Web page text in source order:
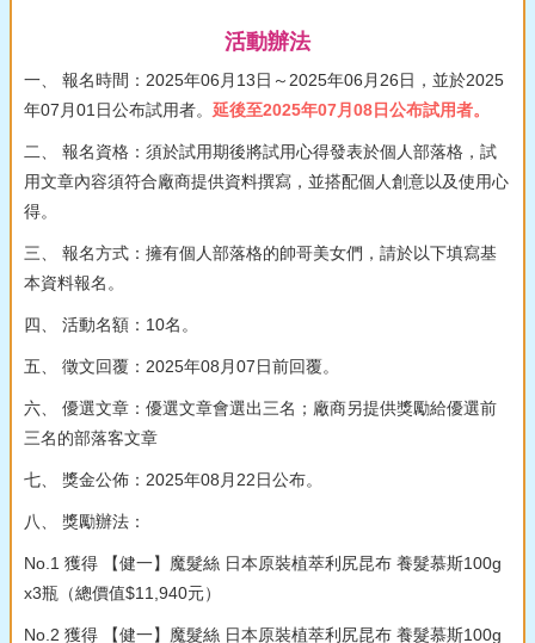
活動辦法
一、 報名時間：2025年06月13日～2025年06月26日，並於2025
年07月01日公布試用者。 延後至2025年07月08日公布試用者。
二、 報名資格：須於試用期後將試用心得發表於個人部落格，試
用文章內容須符合廠商提供資料撰寫，並搭配個人創意以及使用心
得。
三、 報名方式：擁有個人部落格的帥哥美女們，請於以下填寫基
本資料報名。
四、 活動名額：10名。
五、 徵文回覆：2025年08月07日前回覆。
六、 優選文章：優選文章會選出三名；廠商另提供獎勵給優選前
三名的部落客文章
七、 獎金公佈：2025年08月22日公布。
八、 獎勵辦法：
No.1 獲得 【健一】魔髮絲 日本原裝植萃利尻昆布 養髮慕斯100g
x3瓶（總價值$11,940元）
No.2 獲得 【健一】魔髮絲 日本原裝植萃利尻昆布 養髮慕斯100g